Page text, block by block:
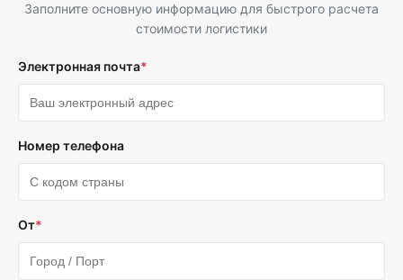
Заполните основную информацию для быстрого расчета
стоимости логистики
Электронная почта*
Номер телефона
От*